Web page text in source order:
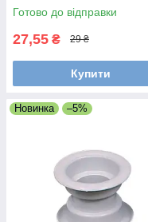
Готово до відправки
27,55 ₴ 29 ₴
Купити
Новинка –5%